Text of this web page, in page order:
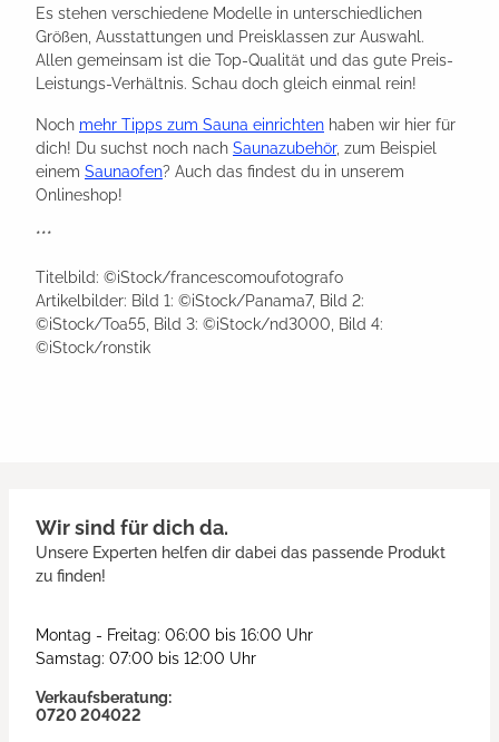
Es stehen verschiedene Modelle in unterschiedlichen
Größen, Ausstattungen und Preisklassen zur Auswahl.
Allen gemeinsam ist die Top-Qualität und das gute Preis-
Leistungs-Verhältnis. Schau doch gleich einmal rein!
Noch mehr Tipps zum Sauna einrichten haben wir hier für
dich! Du suchst noch nach Saunazubehör, zum Beispiel
einem Saunaofen? Auch das findest du in unserem
Onlineshop!
***
Titelbild: ©iStock/francescomoufotografo
Artikelbilder: Bild 1: ©iStock/Panama7, Bild 2:
©iStock/Toa55, Bild 3: ©iStock/nd3000, Bild 4:
©iStock/ronstik
Wir sind für dich da.
Unsere Experten helfen dir dabei das passende Produkt
zu finden!
Montag - Freitag: 06:00 bis 16:00 Uhr
Samstag: 07:00 bis 12:00 Uhr
Verkaufsberatung:
0720 204022